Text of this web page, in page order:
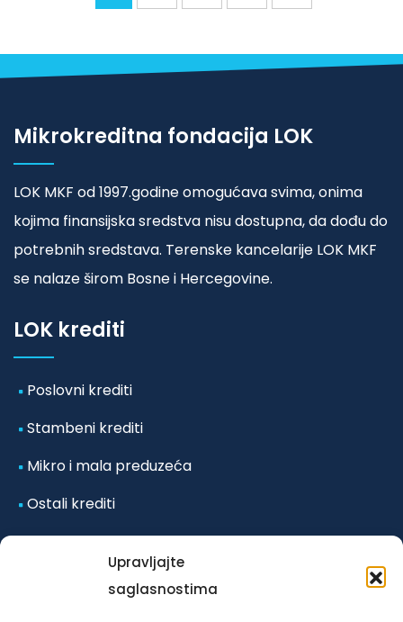
Upravljajte
saglasnostima
Mikrokreditna fondacija LOK
LOK MKF od 1997.godine omogućava svima, onima
kojima finansijska sredstva nisu dostupna, da dođu do
potrebnih sredstava. Terenske kancelarije LOK MKF
se nalaze širom Bosne i Hercegovine.
LOK krediti
Poslovni krediti
Stambeni krediti
Mikro i mala preduzeća
Ostali krediti
Odluka o posebnim mjerama koje se primjenjuju u
vanrednim okolnostima-poplave iz